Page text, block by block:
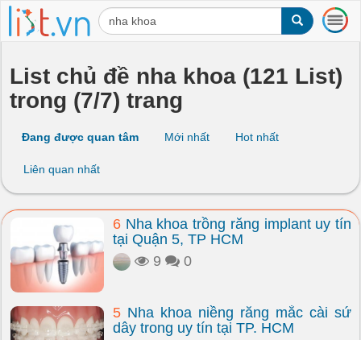
T
o
l
a
t
i
List chủ đề nha khoa (121 List)
trong (7/7) trang
Đang được quan tâm Mới nhất Hot nhất
Liên quan nhất
6 Nha khoa trồng răng implant uy tín
tại Quận 5, TP HCM
9
0
5 Nha khoa niềng răng mắc cài sứ
dây trong uy tín tại TP. HCM